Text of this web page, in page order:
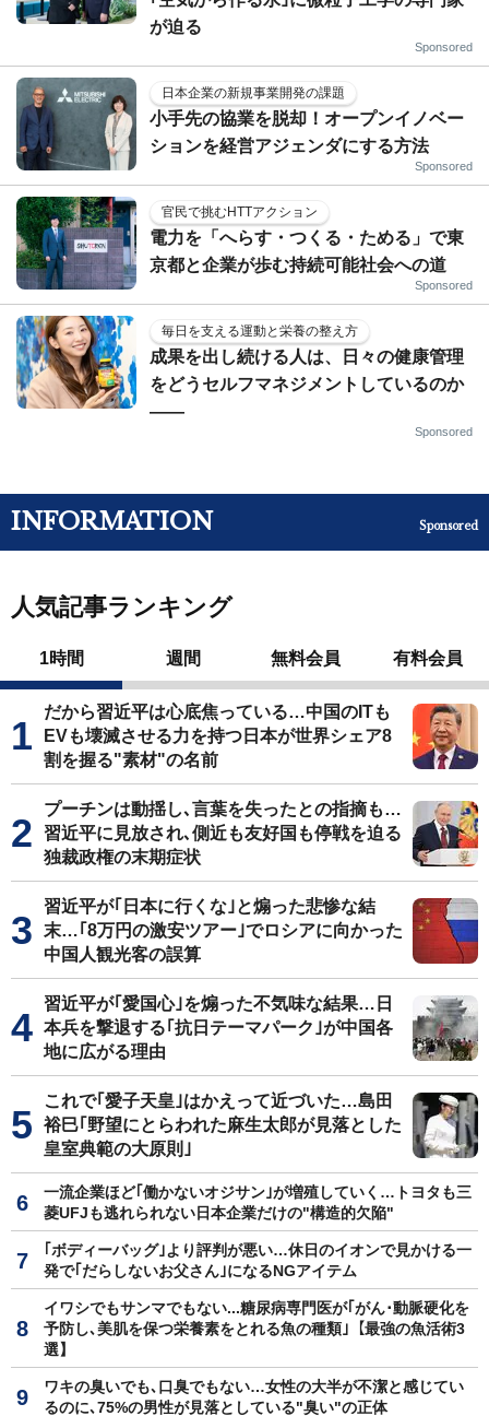
が迫る
Sponsored
日本企業の新規事業開発の課題
小手先の協業を脱却！オープンイノベー
ションを経営アジェンダにする方法
Sponsored
官民で挑むHTTアクション
電力を「へらす・つくる・ためる」で東
京都と企業が歩む持続可能社会への道
Sponsored
毎日を支える運動と栄養の整え方
成果を出し続ける人は、日々の健康管理
をどうセルフマネジメントしているのか
——
Sponsored
INFORMATION Sponsored
人気記事ランキング
1時間 週間 無料会員 有料会員
だから習近平は心底焦っている…中国のITも
EVも壊滅させる力を持つ日本が世界シェア8
割を握る"素材"の名前
プーチンは動揺し､言葉を失ったとの指摘も…
習近平に見放され､側近も友好国も停戦を迫る
独裁政権の末期症状
習近平が｢日本に行くな｣と煽った悲惨な結
末…｢8万円の激安ツアー｣でロシアに向かった
中国人観光客の誤算
習近平が｢愛国心｣を煽った不気味な結果…日
本兵を撃退する｢抗日テーマパーク｣が中国各
地に広がる理由
これで｢愛子天皇｣はかえって近づいた…島田
裕巳｢野望にとらわれた麻生太郎が見落とした
皇室典範の大原則｣
一流企業ほど｢働かないオジサン｣が増殖していく…トヨタも三
菱UFJも逃れられない日本企業だけの"構造的欠陥"
｢ボディーバッグ｣より評判が悪い…休日のイオンで見かける一
発で｢だらしないお父さん｣になるNGアイテム
イワシでもサンマでもない...糖尿病専門医が｢がん･動脈硬化を
予防し､美肌を保つ栄養素をとれる魚の種類｣【最強の魚活術3
選】
ワキの臭いでも､口臭でもない…女性の大半が不潔と感じてい
るのに､75%の男性が見落としている"臭い"の正体